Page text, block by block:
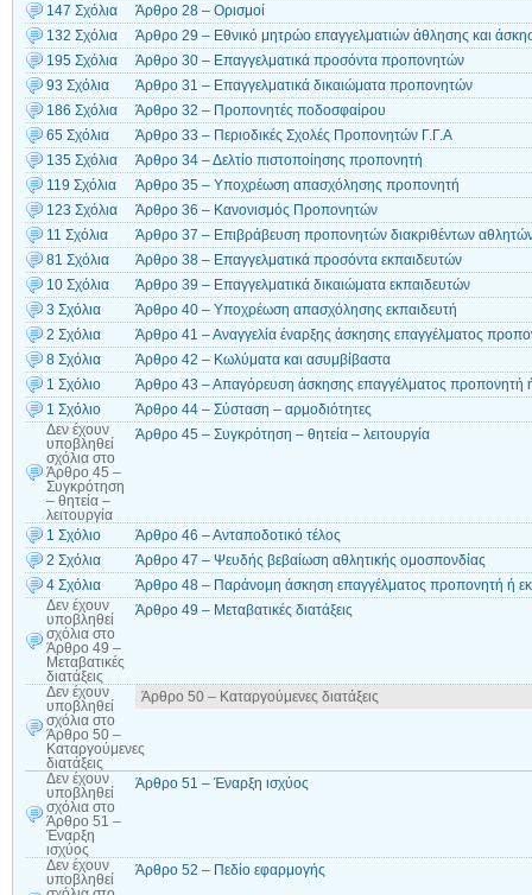
147 Σχόλια
Άρθρο 28 – Ορισμοί
132 Σχόλια
Άρθρο 29 – Εθνικό μητρώο επαγγελματιών άθλησης και
195 Σχόλια
Άρθρο 30 – Επαγγελματικά προσόντα προπονητών
93 Σχόλια
Άρθρο 31 – Επαγγελματικά δικαιώματα προπονητών
186 Σχόλια
Άρθρο 32 – Προπονητές ποδοσφαίρου
65 Σχόλια
Άρθρο 33 – Περιοδικές Σχολές Προπονητών Γ.Γ.Α
135 Σχόλια
Άρθρο 34 – Δελτίο πιστοποίησης προπονητή
119 Σχόλια
Άρθρο 35 – Υποχρέωση απασχόλησης προπονητή
123 Σχόλια
Άρθρο 36 – Κανονισμός Προπονητών
11 Σχόλια
Άρθρο 37 – Επιβράβευση προπονητών διακριθέντων
81 Σχόλια
Άρθρο 38 – Επαγγελματικά προσόντα εκπαιδευτών
10 Σχόλια
Άρθρο 39 – Επαγγελματικά δικαιώματα εκπαιδευτών
3 Σχόλια
Άρθρο 40 – Υποχρέωση απασχόλησης εκπαιδευτή
2 Σχόλια
Άρθρο 41 – Αναγγελία έναρξης άσκησης επαγγέλματος
8 Σχόλια
Άρθρο 42 – Κωλύματα και ασυμβίβαστα
1 Σχόλιο
Άρθρο 43 – Απαγόρευση άσκησης επαγγέλματος προπονητή
1 Σχόλιο
Άρθρο 44 – Σύσταση – αρμοδιότητες
Δεν έχουν
υποβληθεί
σχόλια στο
Άρθρο 45 –
Συγκρότηση
– θητεία –
λειτουργία
Άρθρο 45 – Συγκρότηση – θητεία – λειτουργία
1 Σχόλιο
Άρθρο 46 – Ανταποδοτικό τέλος
2 Σχόλια
Άρθρο 47 – Ψευδής βεβαίωση αθλητικής ομοσπονδίας
4 Σχόλια
Άρθρο 48 – Παράνομη άσκηση επαγγέλματος προπονητή ή
Δεν έχουν
υποβληθεί
σχόλια στο
Άρθρο 49 –
Μεταβατικές
διατάξεις
Άρθρο 49 – Μεταβατικές διατάξεις
Δεν έχουν
υποβληθεί
σχόλια στο
Άρθρο 50 –
Καταργούμενες
διατάξεις
Άρθρο 50 – Καταργούμενες διατάξεις
Δεν έχουν
υποβληθεί
σχόλια στο
Άρθρο 51 –
Έναρξη
ισχύος
Άρθρο 51 – Έναρξη ισχύος
Δεν έχουν
υποβληθεί
Άρθρο 52 – Πεδίο εφαρμογής